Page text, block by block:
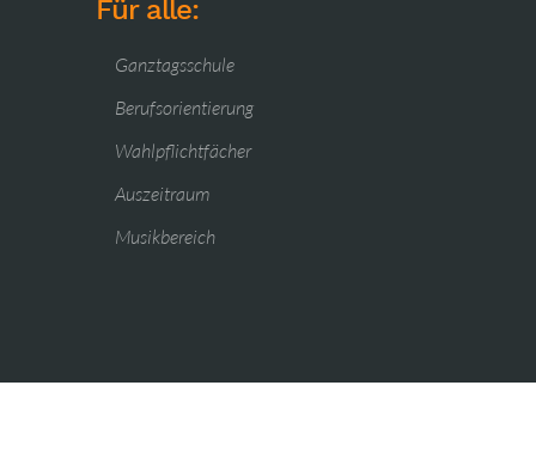
Für alle:
Ganztagsschule
Berufsorientierung
Wahlpflichtfächer
Auszeitraum
Musikbereich